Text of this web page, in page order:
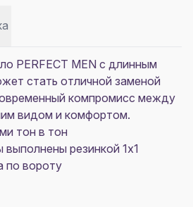
PERFECT MEN с длинным
стать отличной заменой
компромисс между
видом и комфортом.
тон в тон
резинкой 1x1
по вороту